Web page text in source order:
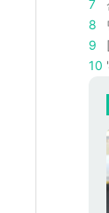
7
8
9
10